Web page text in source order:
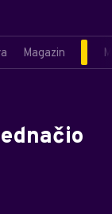
Magazin